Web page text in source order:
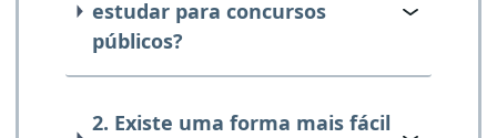
estudar para concursos
públicos?
2. Existe uma forma mais fácil